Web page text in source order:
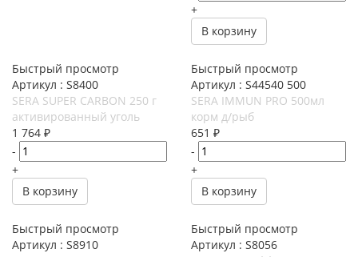
+
В корзину
Быстрый просмотр
Артикул : S8400
SERA SUPER CARBON 250 г
активированный уголь
1 764 ₽
-
+
В корзину
Быстрый просмотр
Артикул : S44540 500
SERA IMMUN PRO 500мл
корм д/рыб
651 ₽
-
+
В корзину
Быстрый просмотр
Артикул : S8910
Быстрый просмотр
Артикул : S8056